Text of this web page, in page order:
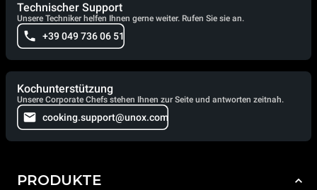
Technischer Support
Unsere Techniker helfen Ihnen gerne weiter. Rufen Sie sie an.
+39 049 736 06 51
Kochunterstützung
Unsere Corporate Chefs stehen Ihnen zur Seite und antworten zeitnah.
cooking.support@unox.com
PRODUKTE